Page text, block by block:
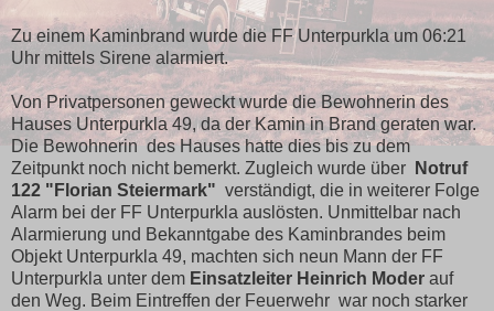
Zu einem Kaminbrand wurde die FF Unterpurkla um 06:21
Uhr mittels Sirene alarmiert.
Von Privatpersonen geweckt wurde die Bewohnerin des
Hauses Unterpurkla 49, da der Kamin in Brand geraten war.
Die Bewohnerin des Hauses hatte dies bis zu dem
Zeitpunkt noch nicht bemerkt. Zugleich wurde über
Notruf
122 "Florian Steiermark" verständigt, die in weiterer Folge
Alarm bei der FF Unterpurkla auslösten. Unmittelbar nach
Alarmierung und Bekanntgabe des Kaminbrandes beim
Objekt Unterpurkla 49, machten sich neun Mann der FF
Unterpurkla unter dem Einsatzleiter Heinrich Moder auf
den Weg. Beim Eintreffen der Feuerwehr war noch starker